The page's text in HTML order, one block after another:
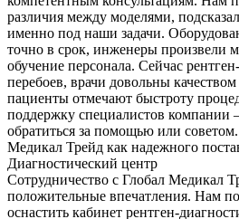
различия между моделями,
именно под наши задачи.
точно в срок, инженеры произвели
обучение персонала. Сейчас
перебоев, врачи довольны
пациенты отмечают быстроту
поддержку специалистов компании
обратиться за помощью или
Медикал Трейд как надежного
Диагностический центр
Сотрудничество с Глобал Медикал
положительные впечатления. Нам
оснастить кабинет рентген-